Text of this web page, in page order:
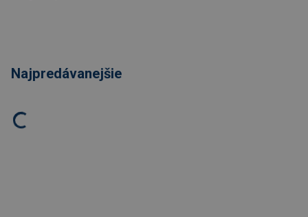
Najpredávanejšie